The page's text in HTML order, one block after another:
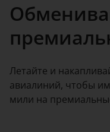
Летайте и
авиалиний, чтобы
мили на